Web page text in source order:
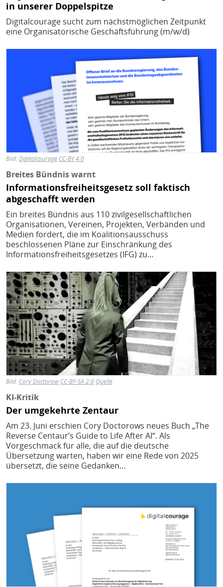
in unserer Doppelspitze
Digitalcourage sucht zum nächstmöglichen Zeitpunkt
eine Organisatorische Geschäftsführung (m/w/d)
Bild
Bild:Digitalcourage CC-BY 4.0
Breites Bündnis warnt
Informationsfreiheitsgesetz soll faktisch
abgeschafft werden
Ein breites Bündnis aus 110 zivilgesellschaftlichen
Organisationen, Vereinen, Projekten, Verbänden und
Medien fordert, die im Koalitionsausschuss
beschlossenen Pläne zur Einschränkung des
Informationsfreiheitsgesetzes (IFG) zu…
Bild
Bild: Cory Doctorow CC-BY-SA 2.0 Quelle
KI-Kritik
Der umgekehrte Zentaur
Am 23. Juni erschien Cory Doctorows neues Buch „The
Reverse Centaur’s Guide to Life After AI“. Als
Vorgeschmack für alle, die auf die deutsche
Übersetzung warten, haben wir eine Rede von 2025
übersetzt, die seine Gedanken…
Bild